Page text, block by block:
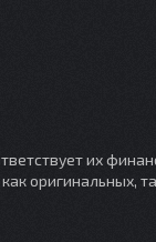
их
оригинальных,